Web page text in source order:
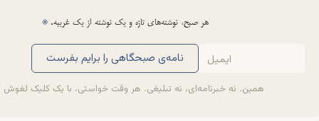
هر صبح، نوشته‌های تازه و یک نوشته از یک غریبه. ※
نامه‌ی صبحگاهی را برایم بفرست
همین. نه خبرنامه‌ای، نه تبلیغی. هر وقت خواستی، با یک کلیک